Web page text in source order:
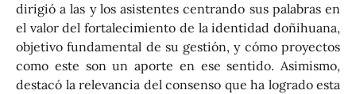
dirigió a las y los asistentes centrando sus palabras en
el valor del fortalecimiento de la identidad doñihuana,
objetivo fundamental de su gestión, y cómo proyectos
como este son un aporte en ese sentido. Asimismo,
destacó la relevancia del consenso que ha logrado esta